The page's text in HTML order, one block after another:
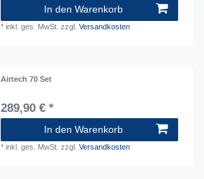
In den Warenkorb
*inkl. ges. MwSt. zzgl.Versandkosten
Airtech 70 Set
289,90 € *
In den Warenkorb
*inkl. ges. MwSt. zzgl.Versandkosten